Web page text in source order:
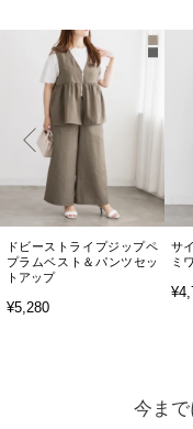
ドビーストライプジップペ
プラムベスト＆パンツセッ
トアップ
¥5,280
サ
ミ
今ま